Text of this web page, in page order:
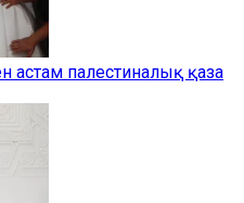
астам палестиналық қаза